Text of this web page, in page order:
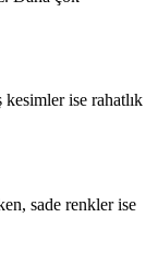
ise rahatlık
sade renkler ise